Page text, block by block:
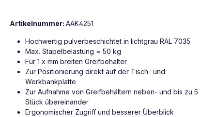
Artikelnummer: AAK4251
Hochwertig pulverbeschichtet in lichtgrau RAL 7035
Max. Stapelbelastung = 50 kg
Für 1 x mm breiten Greifbehälter
Zur Positionierung direkt auf der Tisch- und
Werkbankplatte
Zur Aufnahme von Greifbehältern neben- und bis zu 5
Stück übereinander
Ergonomischer Zugriff und besserer Überblick